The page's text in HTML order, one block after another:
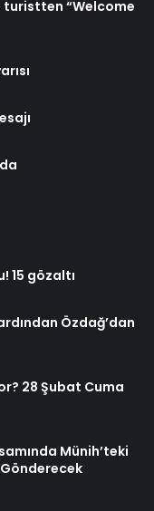
turistten “Welcome
15 gözaltı
Özdağ’dan
28 Şubat Cuma
Münih’teki